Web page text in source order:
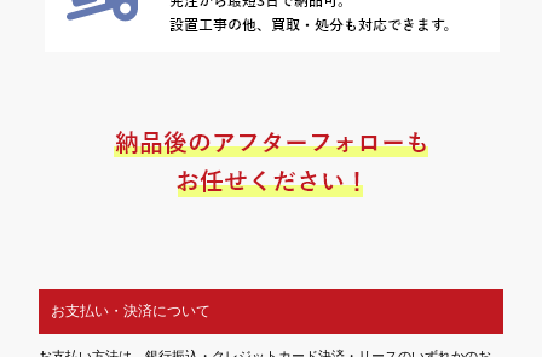
お支払い・決済について